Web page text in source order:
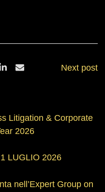
Next post
Litigation & Corporate
2026
LUGLIO 2026
nell’Expert Group on